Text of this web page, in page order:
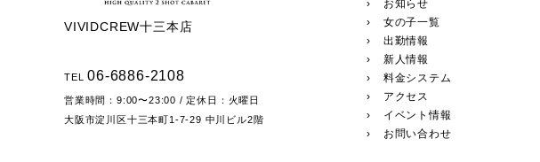
VIVIDCREW十三本店
TEL06-6886-2108
営業時間： 9:00〜23:00 / 定休日：火曜日
大阪市淀川区十三本町1-7-29 中川ビル2階
› お知らせ
› 女の子一覧
› 出勤情報
› 新人情報
› 料金システム
› アクセス
› イベント情報
› お問い合わせ